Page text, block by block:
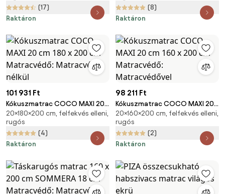
nélkül
(17)
Raktáron
(8)
Raktáron
101 931 Ft
Kókuszmatrac COCO MAXI 20
cm 180 x 200 cm Matracvédő:
Matracvédő nélkül
20×180×200 cm, felfekvés elleni,
rugós
(4)
Raktáron
98 211 Ft
Kókuszmatrac COCO MAXI 20
cm 160 x 200 cm Matracvédő:
Matracvédővel
20×160×200 cm, felfekvés elleni,
rugós
(2)
Raktáron